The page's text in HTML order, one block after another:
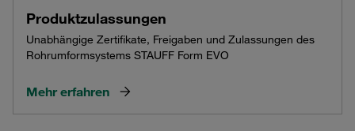
Produktzulassungen
Unabhängige Zertifikate, Freigaben und Zulassungen des
Rohrumformsystems STAUFF Form EVO
Mehr erfahren